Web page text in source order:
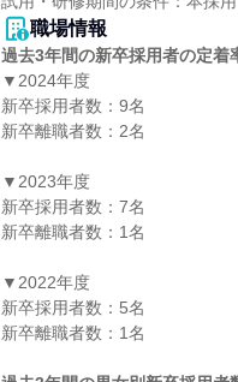
職場情報
過去3年間の新卒採用者の定着
▼2024年度
新卒採用者数：9名
新卒離職者数：2名
▼2023年度
新卒採用者数：7名
新卒離職者数：1名
▼2022年度
新卒採用者数：5名
新卒離職者数：1名